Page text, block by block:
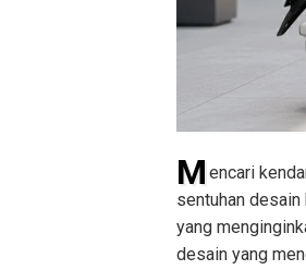
M encari
sentuhan
yang
desain yang